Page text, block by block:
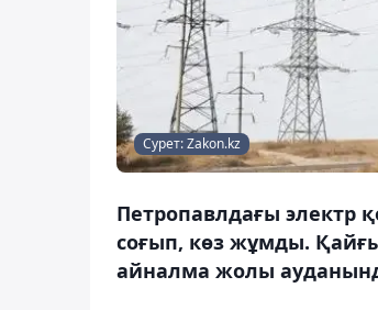
Сурет: Zakon.kz
Петропавлдағы электр
соғып, көз жұмды.
айналма жолы